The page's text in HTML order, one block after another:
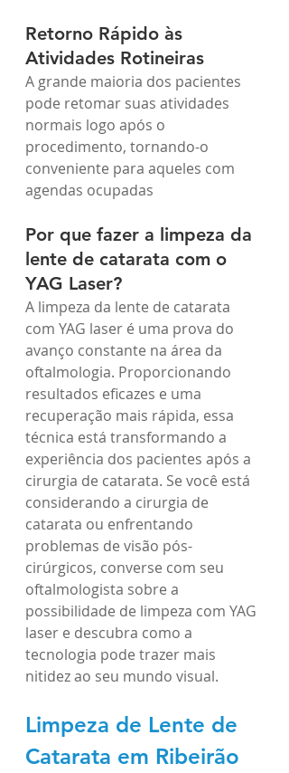
Retorno Rápido às
Atividades Rotineiras
A grande maioria dos pacientes
pode retomar suas atividades
normais logo após o
procedimento, tornando-o
conveniente para aqueles com
agendas ocupadas
Por que fazer a limpeza da
lente de catarata com o
YAG Laser?
A limpeza da lente de catarata
com YAG laser é uma prova do
avanço constante na área da
oftalmologia. Proporcionando
resultados eficazes e uma
recuperação mais rápida, essa
técnica está transformando a
experiência dos pacientes após a
cirurgia de catarata. Se você está
considerando a cirurgia de
catarata ou enfrentando
problemas de visão pós-
cirúrgicos, converse com seu
oftalmologista sobre a
possibilidade de limpeza com YAG
laser e descubra como a
tecnologia pode trazer mais
nitidez ao seu mundo visual.
Limpeza de Lente de
Catarata em Ribeirão